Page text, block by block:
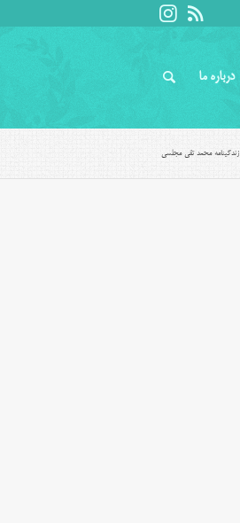
درباره ما
زندگینامه محمد تقی مجلسی